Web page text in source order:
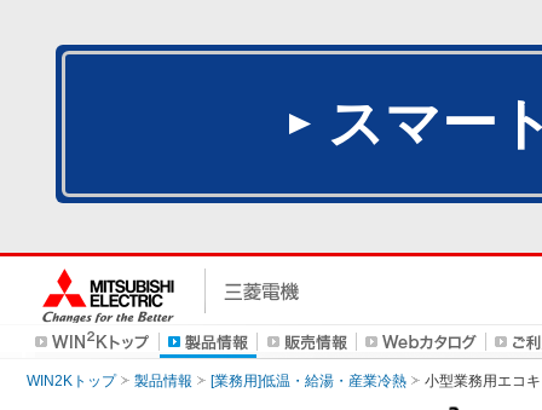
スマー
WIN2Kトップ 製品情報 [業務用]低温・給湯・産業冷熱 小型業務用エコ